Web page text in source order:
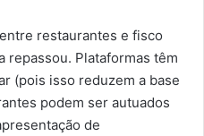
restaurantes e fisco
repassou. Plataformas têm
(pois isso reduzem a base
podem ser autuados
de